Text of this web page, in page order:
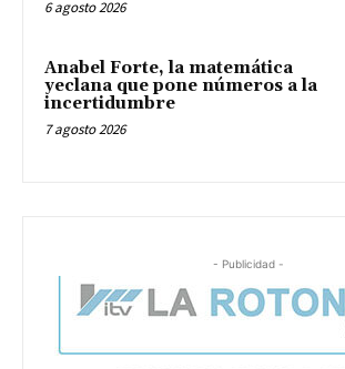
6 agosto 2026
Anabel Forte, la matemática
yeclana que pone números a la
incertidumbre
7 agosto 2026
- Publicidad -